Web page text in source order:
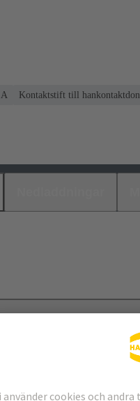
Kontaktstift till hankontaktdon